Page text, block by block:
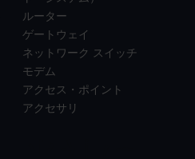
ルーター
ゲートウェイ
ネットワーク スイッチ
モデム
アクセス・ポイント
アクセサリ